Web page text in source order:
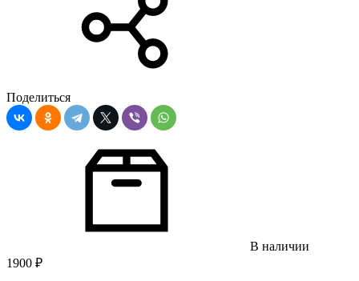
Поделиться
В наличии
1900 ₽